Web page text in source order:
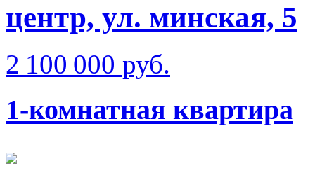
центр, ул. минская, 5
2 100 000 руб.
1-комнатная квартира